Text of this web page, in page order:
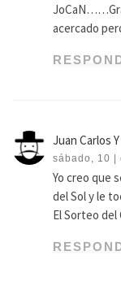
acercado
Juan Carlos
sábado, 10 |
Yo creo que
del Sol y le
El Sorteo del